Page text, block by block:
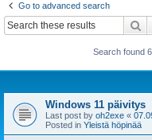
Go to advanced search
Search found
Windows 11 päivitys
Last post by oh2exe «
Posted in Yleistä höpinää